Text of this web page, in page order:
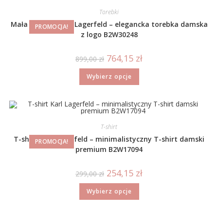
PROMOCJA!
Torebki
Mała torebka Karl Lagerfeld – elegancka torebka damska
z logo B2W30248
899,00zł 764,15 zł
Wybierz opcje
PROMOCJA!
T-shirt
T-shirt Karl Lagerfeld – minimalistyczny T-shirt damski
premium B2W17094
299,00zł 254,15 zł
Wybierz opcje